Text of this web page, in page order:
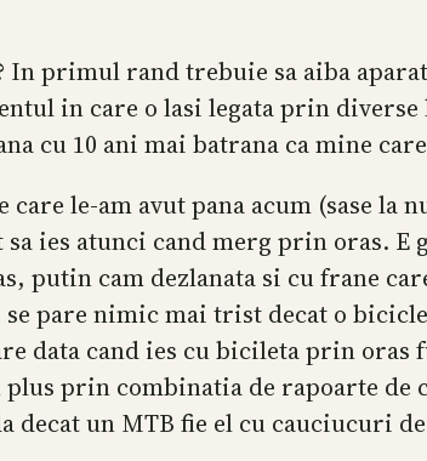
In primul rand trebuie sa aiba
in care o lasi legata prin
cu 10 ani mai batrana ca mine
le-am avut pana acum (sase la
ies atunci cand merg prin oras. E
putin cam dezlanata si cu frane
pare nimic mai trist decat o
data cand ies cu bicileta prin
prin combinatia de rapoarte
un MTB fie el cu cauciucuri de